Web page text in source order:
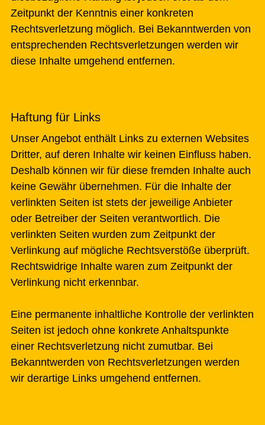
Zeitpunkt der Kenntnis einer konkreten
Rechtsverletzung möglich. Bei Bekanntwerden von
entsprechenden Rechtsverletzungen werden wir
diese Inhalte umgehend entfernen.
Haftung für Links
Unser Angebot enthält Links zu externen Websites
Dritter, auf deren Inhalte wir keinen Einfluss haben.
Deshalb können wir für diese fremden Inhalte auch
keine Gewähr übernehmen. Für die Inhalte der
verlinkten Seiten ist stets der jeweilige Anbieter
oder Betreiber der Seiten verantwortlich. Die
verlinkten Seiten wurden zum Zeitpunkt der
Verlinkung auf mögliche Rechtsverstöße überprüft.
Rechtswidrige Inhalte waren zum Zeitpunkt der
Verlinkung nicht erkennbar.
Eine permanente inhaltliche Kontrolle der verlinkten
Seiten ist jedoch ohne konkrete Anhaltspunkte
einer Rechtsverletzung nicht zumutbar. Bei
Bekanntwerden von Rechtsverletzungen werden
wir derartige Links umgehend entfernen.